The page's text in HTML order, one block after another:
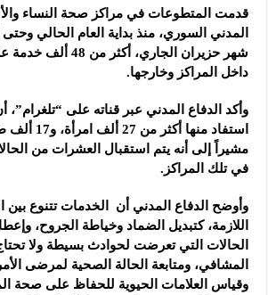
قدمت المتطوعات في مراكز صحة النساء
المدني السوري،منذ بداية العام الحالي
شهر حزيران الجاري،
داخل المراكز وخارجها.
وأكد الدفاع المدني عبر قناته على
مشيراً إلى أنه يتم استقبال العشرات من
في تلك المراكز.
وأوضح الدفاع المدني أن الخدمات تتنوع بين
اللازمة، كتبديل الضماد وخياطة الجروح،
الحالات التي تعرضت لحوادث بسيطة ولا
المشافي، ومتابعة الحالة الصحية لمرضى
وقياس العلامات الحيوية للحفاظ على صحة